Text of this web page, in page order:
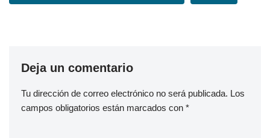
Deja un comentario
Tu dirección de correo electrónico no será publicada. Los
campos obligatorios están marcados con *